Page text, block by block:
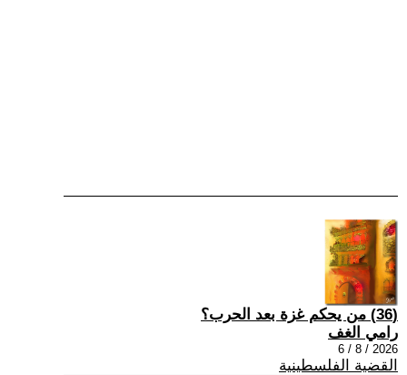
(36) من يحكم غزة بعد الحرب؟
رامي الغف
2026 / 8 / 6
القضية الفلسطينية